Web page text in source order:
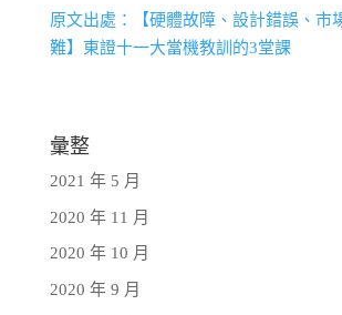
原文出處：【硬體故障、設計錯誤、市
難】東證十一大當機教訓的3堂課
彙整
2021 年 5 月
2020 年 11 月
2020 年 10 月
2020 年 9 月